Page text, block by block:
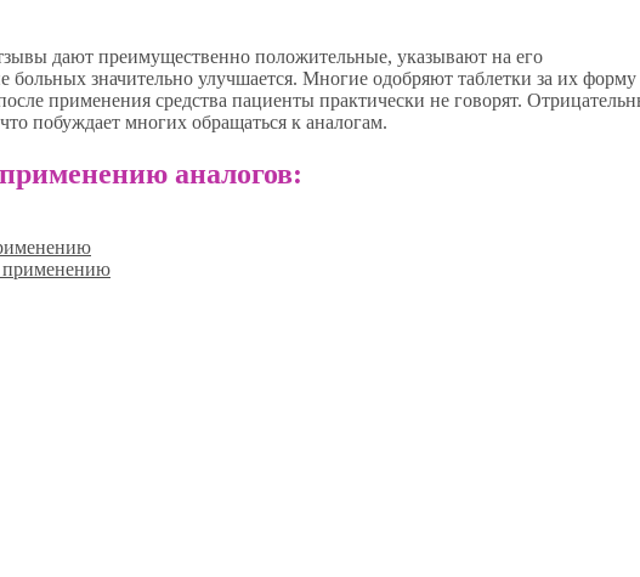
дают преимущественно положительные, указывают на его
больных значительно улучшается. Многие одобряют таблетки за их форму
применения средства пациенты практически не говорят.
побуждает многих обращаться к аналогам.
аналогов:
применению